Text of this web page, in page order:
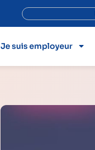
Je suis employeur